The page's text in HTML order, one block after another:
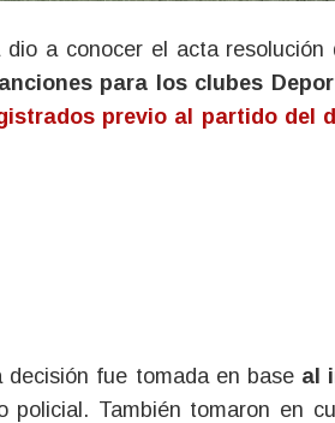
para los clubes
previo al partido del
fue tomada en base al
policial. También tomaron en